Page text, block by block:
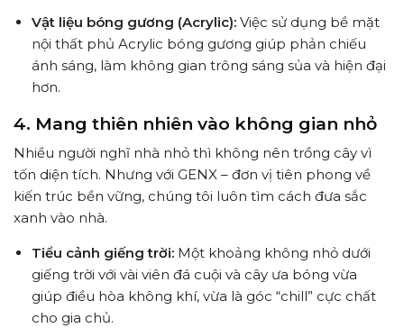
Vật liệu bóng gương (Acrylic):Việc sử dụng bề mặt
nội thất phủ Acrylic bóng gương giúp phản chiếu
ánh sáng, làm không gian trông sáng sủa và hiện đại
hơn.
4. Mang thiên nhiên vào không gian nhỏ
Nhiều người nghĩ nhà nhỏ thì không nên trồng cây vì
tốn diện tích. Nhưng với GENX – đơn vị tiên phong về
kiến trúc bền vững, chúng tôi luôn tìm cách đưa sắc
xanh vào nhà.
Tiểu cảnh giếng trời:Một khoảng không nhỏ dưới
giếng trời với vài viên đá cuội và cây ưa bóng vừa
giúp điều hòa không khí, vừa là góc “chill” cực chất
cho gia chủ.